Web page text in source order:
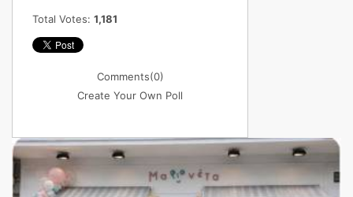
Total Votes: 1,181
Comments(0)
Create Your Own Poll